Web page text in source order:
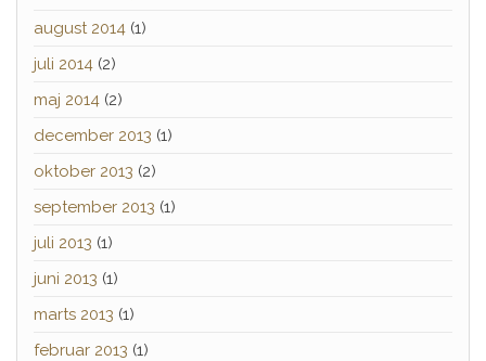
august 2014 (1)
juli 2014 (2)
maj 2014 (2)
december 2013 (1)
oktober 2013 (2)
september 2013 (1)
juli 2013 (1)
juni 2013 (1)
marts 2013 (1)
februar 2013 (1)